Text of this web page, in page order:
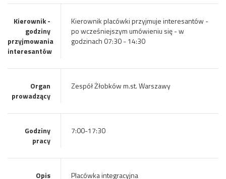
Kierownik -
godziny
przyjmowania
interesantów
Kierownik placówki przyjmuje interesantów -
po wcześniejszym umówieniu się - w
godzinach 07:30 - 14:30
Organ
prowadzący
Zespół Żłobków m.st. Warszawy
Godziny
pracy
7:00-17:30
Opis
Placówka integracyjna